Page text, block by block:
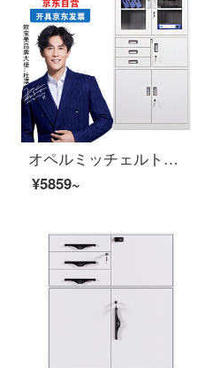
オペルミッチェルトのオフィスキャビネットの鋼製の鉄の皮の箱の資料の箱の書類棚の保管棚の偏りの三保のチエストの厚い金
¥5859~